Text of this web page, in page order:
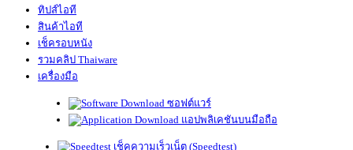
ทิปส์ไอที
สินค้าไอที
เช็ครอบหนัง
รวมคลิป Thaiware
เครื่องมือ
ซอฟต์แวร์
แอปพลิเคชันบนมือถือ
เช็คความเร็วเน็ต (Speedtest)